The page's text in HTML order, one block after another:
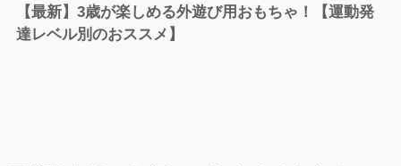
【最新】3歳が楽しめる外遊び用おもちゃ！【運動発
達レベル別のおススメ】